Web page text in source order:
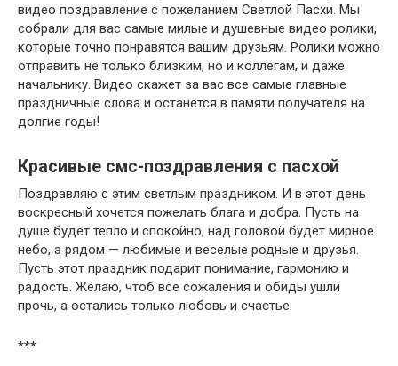
видео поздравление с пожеланием Светлой Пасхи. Мы
собрали для вас самые милые и душевные видео ролики,
которые точно понравятся вашим друзьям. Ролики можно
отправить не только близким, но и коллегам, и даже
начальнику. Видео скажет за вас все самые главные
праздничные слова и останется в памяти получателя на
долгие годы!
Красивые смс-поздравления с пасхой
Поздравляю с этим светлым праздником. И в этот день
воскресный хочется пожелать блага и добра. Пусть на
душе будет тепло и спокойно, над головой будет мирное
небо, а рядом — любимые и веселые родные и друзья.
Пусть этот праздник подарит понимание, гармонию и
радость. Желаю, чтоб все сожаления и обиды ушли
прочь, а остались только любовь и счастье.
***